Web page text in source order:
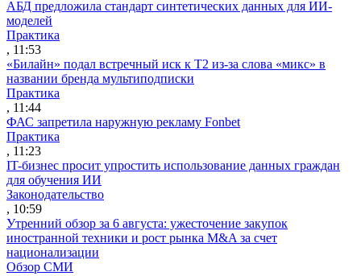
АБД предложила стандарт синтетических данных для ИИ-
моделей
Практика
, 11:53
«Билайн» подал встречный иск к Т2 из-за слова «микс» в
названии бренда мультиподписки
Практика
, 11:44
ФАС запретила наружную рекламу Fonbet
Практика
, 11:23
IT-бизнес просит упростить использование данных граждан
для обучения ИИ
Законодательство
, 10:59
Утренний обзор за 6 августа: ужесточение закупок
иностранной техники и рост рынка M&A за счет
национализации
Обзор СМИ